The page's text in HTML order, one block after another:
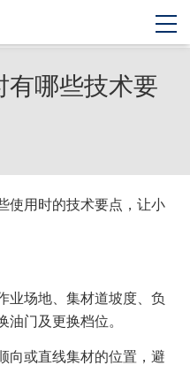
哪些技术要
使用时的技术要点，让小
业场地、集材道坡度、负
门及更换档位。
向或直线集材的位置，避